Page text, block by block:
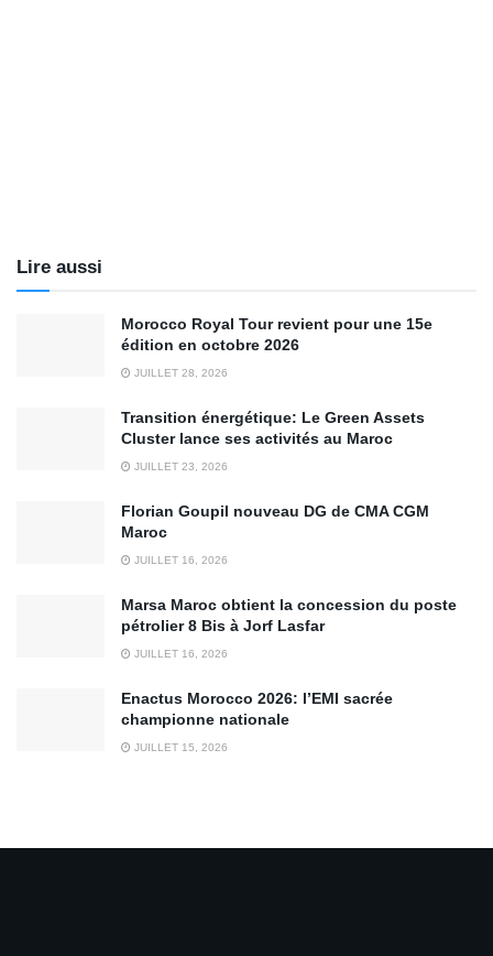
Lire aussi
Morocco Royal Tour revient pour une 15e
édition en octobre 2026
JUILLET 28, 2026
Transition énergétique: Le Green Assets
Cluster lance ses activités au Maroc
JUILLET 23, 2026
Florian Goupil nouveau DG de CMA CGM
Maroc
JUILLET 16, 2026
Marsa Maroc obtient la concession du poste
pétrolier 8 Bis à Jorf Lasfar
JUILLET 16, 2026
Enactus Morocco 2026: l’EMI sacrée
championne nationale
JUILLET 15, 2026